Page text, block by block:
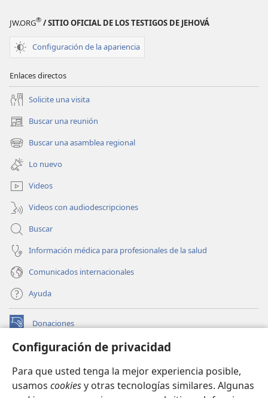
Configuración de privacidad
Para que usted tenga la mejor experiencia posible,
usamos cookiesy otras tecnologías similares. Algunas
JW.ORG® / SITIO OFICIAL DE LOS TESTIGOS DE JEHOVÁ
Configuración de la apariencia
Enlaces directos
Solicite una visita
Buscar una reunión
(abre
una
nueva
ventana)
Buscar una asamblea regional
(abre
una
nueva
ventana)
Lo nuevo
Videos
Videos con audiodescripciones
Buscar
Información médica para profesionales de la salud
Comunicados internacionales
Ayuda
Donaciones
(abre
nueva BIBLIOTECA EN LÍNEA Watchtower™
una
nuevaJW Hub
(abre